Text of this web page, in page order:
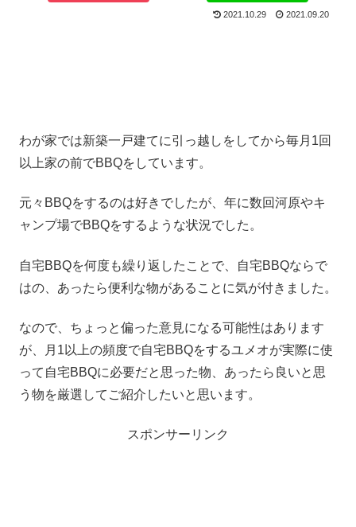
2021.10.29 2021.09.20
わが家では新築一戸建てに引っ越しをしてから毎月1回
以上家の前でBBQをしています。
元々BBQをするのは好きでしたが、年に数回河原やキ
ャンプ場でBBQをするような状況でした。
自宅BBQを何度も繰り返したことで、自宅BBQならで
はの、あったら便利な物があることに気が付きました。
なので、ちょっと偏った意見になる可能性はあります
が、月1以上の頻度で自宅BBQをするユメオが実際に使
って自宅BBQに必要だと思った物、あったら良いと思
う物を厳選してご紹介したいと思います。
スポンサーリンク